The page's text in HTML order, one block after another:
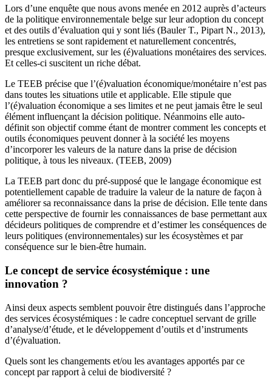
Lors d’une enquête que nous avons menée en 2012 auprès d’acteurs
de la politique environnementale belge sur leur adoption du concept
et des outils d’évaluation qui y sont liés (Bauler T., Pipart N., 2013),
les entretiens se sont rapidement et naturellement concentrés,
presque exclusivement, sur les (é)valuations monétaires des services.
Et celles-ci suscitent un riche débat.
Le TEEB précise que l’(é)valuation économique/monétaire n’est pas
dans toutes les situations utile et applicable. Elle stipule que
l’(é)valuation économique a ses limites et ne peut jamais être le seul
élément influençant la décision politique. Néanmoins elle auto-
définit son objectif comme étant de montrer comment les concepts et
outils économiques peuvent donner à la société les moyens
d’incorporer les valeurs de la nature dans la prise de décision
politique, à tous les niveaux. (TEEB, 2009)
La TEEB part donc du pré-supposé que le langage économique est
potentiellement capable de traduire la valeur de la nature de façon à
améliorer sa reconnaissance dans la prise de décision. Elle tente dans
cette perspective de fournir les connaissances de base permettant aux
décideurs politiques de comprendre et d’estimer les conséquences de
leurs politiques (environnementales) sur les écosystèmes et par
conséquence sur le bien-être humain.
Le concept de service écosystémique : une
innovation ?
Ainsi deux aspects semblent pouvoir être distingués dans l’approche
des services écosystémiques : le cadre conceptuel servant de grille
d’analyse/d’étude, et le développement d’outils et d’instruments
d’(é)valuation.
Quels sont les changements et/ou les avantages apportés par ce
concept par rapport à celui de biodiversité ?